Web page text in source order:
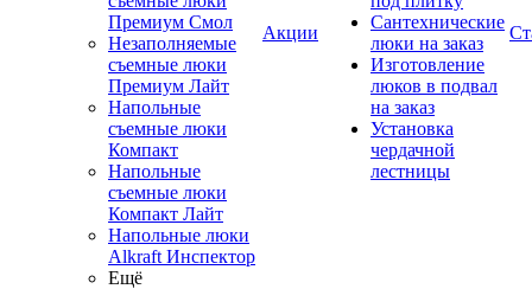
Премиум Смол
Незаполняемые
съемные люки
Премиум Лайт
Напольные
съемные люки
Компакт
Напольные
съемные люки
Компакт Лайт
Напольные люки
Alkraft Инспектор
Ещё
Акции
Сантехнические
люки на заказ
Изготовление
люков в подвал
на заказ
Установка
чердачной
лестницы